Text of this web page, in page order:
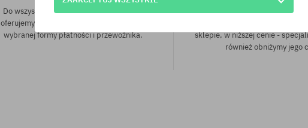
Do wszystkich zamówień powyżej 350 zł
oferujemy wysyłkę GRATIS, niezależnie od
wybranej formy płatności i przewoźnika.
Mamy najlepsze ceny, ale jeśli
znaleźć dokładnie ten sam
sklepie, w niższej cenie -
również obniżymy jego